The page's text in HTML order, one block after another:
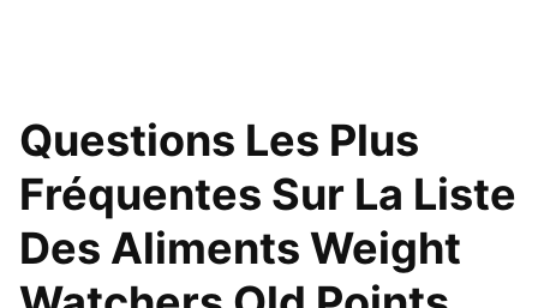
Questions Les Plus
Fréquentes Sur La Liste
Des Aliments Weight